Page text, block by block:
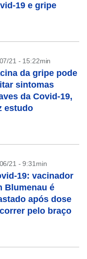
19 e gripe
21 - 15:22min
da gripe pode
sintomas
da Covid-19,
estudo
21 - 9:31min
19: vacinador
Blumenau é
após dose
pelo braço